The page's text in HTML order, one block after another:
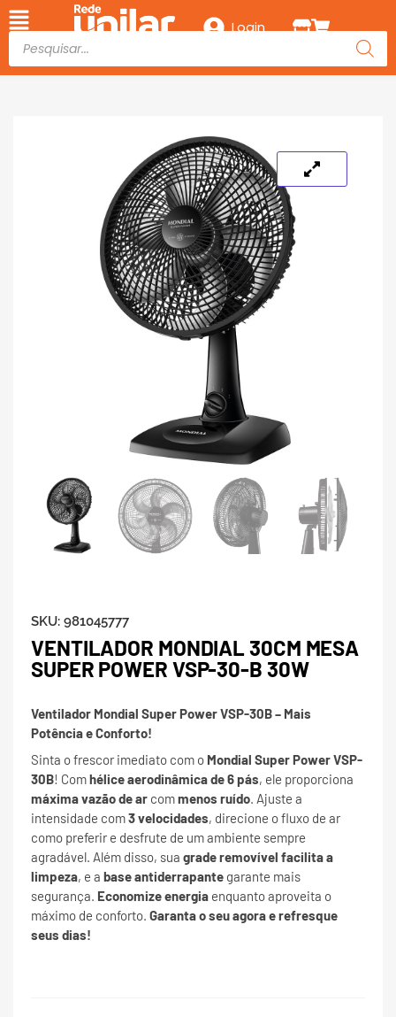
Login
SKU: 981045777
VENTILADOR MONDIAL 30CM MESA
SUPER POWER VSP-30-B 30W
Ventilador Mondial Super Power VSP-30B – Mais
Potência e Conforto!
Sinta o frescor imediato com o Mondial Super Power VSP-
30B! Comhélice aerodinâmica de 6 pás, ele proporciona
máxima vazão de ar commenos ruído. Ajuste a
intensidade com3 velocidades, direcione o fluxo de ar
como preferir e desfrute de um ambiente sempre
agradável. Além disso, sua grade removível facilita a
limpeza, e a base antiderrapante garante mais
segurança. Economize energia enquanto aproveita o
máximo de conforto. Garanta o seu agora e refresque
seus dias!